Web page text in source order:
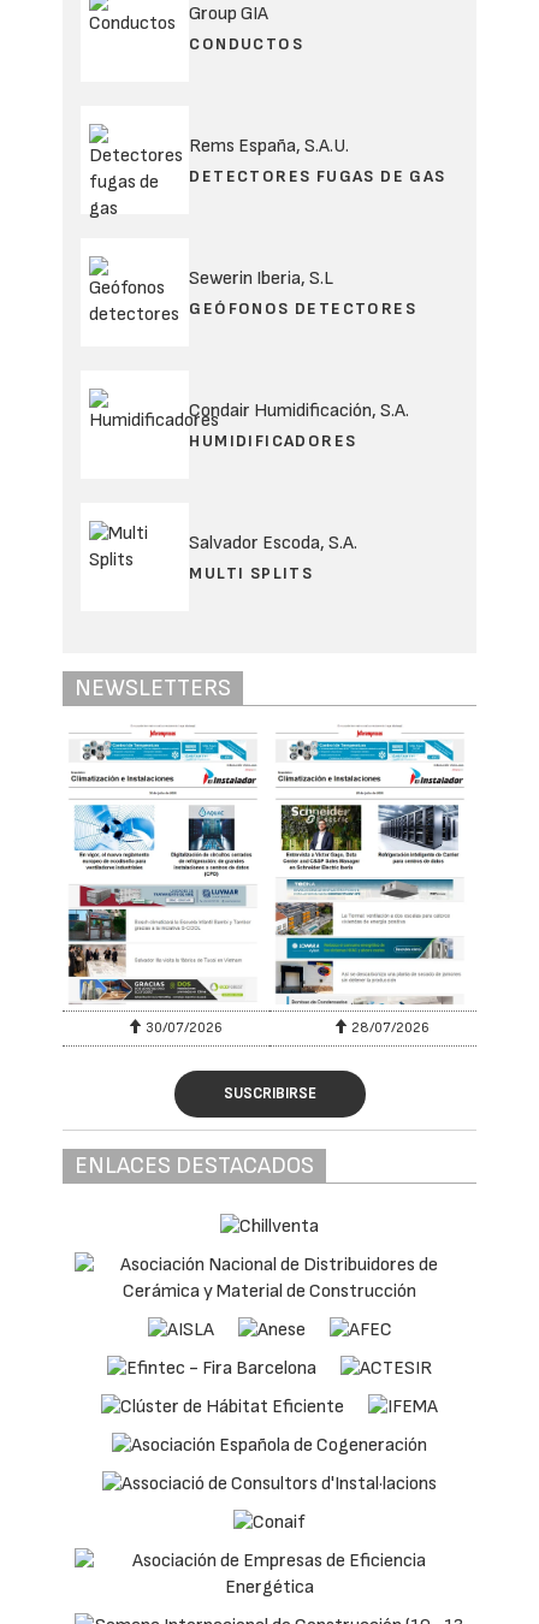
Group GIA
CONDUCTOS
Rems España, S.A.U.
DETECTORES FUGAS DE GAS
Sewerin Iberia, S.L
GEÓFONOS DETECTORES
Condair Humidificación, S.A.
HUMIDIFICADORES
Salvador Escoda, S.A.
MULTI SPLITS
NEWSLETTERS
30/07/2026 28/07/2026
SUSCRIBIRSE
ENLACES DESTACADOS